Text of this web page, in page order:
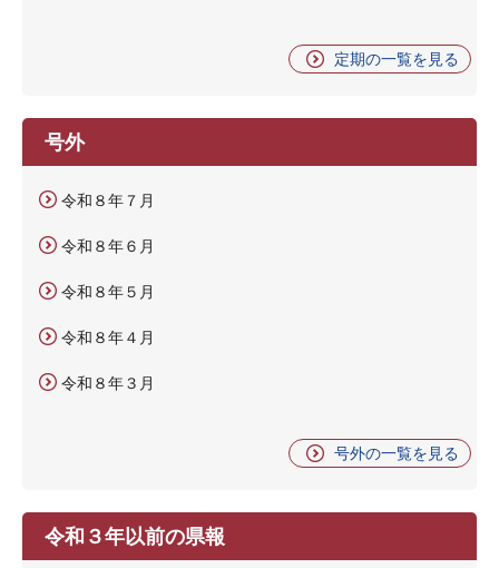
定期の一覧を見る
号外
令和８年７月
令和８年６月
令和８年５月
令和８年４月
令和８年３月
号外の一覧を見る
令和３年以前の県報